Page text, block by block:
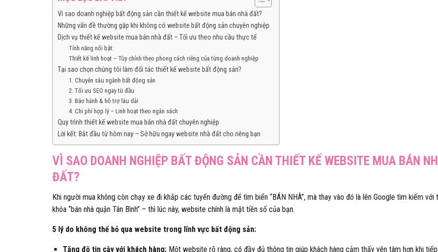
Vì sao doanh nghiệp bất động sản cần thiết kế website mua bán nhà đất?
Những vấn đề thường gặp khi không có website bất động sản chuyên nghiệp
Dịch vụ thiết kế website mua bán nhà đất – Tối ưu theo nhu cầu thực tế
Tính năng nổi bật:
Thiết kế linh hoạt – Tùy chỉnh theo phong cách riêng của từng doanh nghiệp
Tại sao chọn chúng tôi làm đối tác thiết kế website bất động sản?
1. Chuyên sâu ngành bất động sản
2. Tối ưu SEO ngay từ đầu
3. Bảo hành & hỗ trợ lâu dài
4. Chi phí hợp lý – Linh hoạt theo ngân sách
Quy trình thiết kế website mua bán nhà đất chuyên nghiệp
Lời kết: Bắt đầu từ hôm nay – Sở hữu ngay website nhà đất cho riêng bạn
VÌ SAO DOANH NGHIỆP BẤT ĐỘNG SẢN CẦN THIẾT KẾ WEBSITE MUA BÁN
ĐẤT?
Khi người mua không còn chạy xe đi khắp các tuyến đường để tìm biển “BÁN NHÀ”, mà thay vào đó là lên Google tìm kiếm với
khóa “bán nhà quận Tân Bình” – thì lúc này, website chính là mặt tiền số của bạn.
5 lý do không thể bỏ qua website trong lĩnh vực bất động sản:
Tăng độ tin cậy với khách hàng:Một website rõ ràng, có đầy đủ thông tin giúp khách hàng cảm thấy yên tâm hơn khi